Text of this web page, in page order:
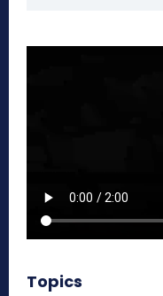
Topics